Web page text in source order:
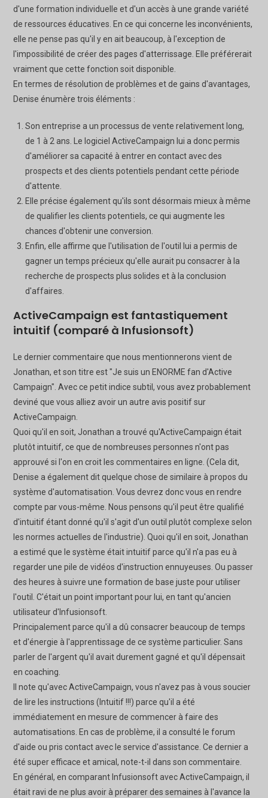
d'une formation individuelle et d'un accès à une grande variété
de ressources éducatives. En ce qui concerne les inconvénients,
elle ne pense pas qu'il y en ait beaucoup, à l'exception de
l'impossibilité de créer des pages d'atterrissage. Elle préférerait
vraiment que cette fonction soit disponible.
En termes de résolution de problèmes et de gains d'avantages,
Denise énumère trois éléments :
Son entreprise a un processus de vente relativement long,
de 1 à 2 ans. Le logiciel ActiveCampaign lui a donc permis
d'améliorer sa capacité à entrer en contact avec des
prospects et des clients potentiels pendant cette période
d'attente.
Elle précise également qu'ils sont désormais mieux à même
de qualifier les clients potentiels, ce qui augmente les
chances d'obtenir une conversion.
Enfin, elle affirme que l'utilisation de l'outil lui a permis de
gagner un temps précieux qu'elle aurait pu consacrer à la
recherche de prospects plus solides et à la conclusion
d'affaires.
ActiveCampaign est fantastiquement
intuitif (comparé à Infusionsoft)
Le dernier commentaire que nous mentionnerons vient de
Jonathan, et son titre est "Je suis un ENORME fan d'Active
Campaign". Avec ce petit indice subtil, vous avez probablement
deviné que vous alliez avoir un autre avis positif sur
ActiveCampaign.
Quoi qu'il en soit, Jonathan a trouvé qu'ActiveCampaign était
plutôt intuitif, ce que de nombreuses personnes n'ont pas
approuvé si l'on en croit les commentaires en ligne. (Cela dit,
Denise a également dit quelque chose de similaire à propos du
système d'automatisation. Vous devrez donc vous en rendre
compte par vous-même. Nous pensons qu'il peut être qualifié
d'intuitif étant donné qu'il s'agit d'un outil plutôt complexe selon
les normes actuelles de l'industrie). Quoi qu'il en soit, Jonathan
a estimé que le système était intuitif parce qu'il n'a pas eu à
regarder une pile de vidéos d'instruction ennuyeuses. Ou passer
des heures à suivre une formation de base juste pour utiliser
l'outil. C'était un point important pour lui, en tant qu'ancien
utilisateur d'Infusionsoft.
Principalement parce qu'il a dû consacrer beaucoup de temps
et d'énergie à l'apprentissage de ce système particulier. Sans
parler de l'argent qu'il avait durement gagné et qu'il dépensait
en coaching.
Il note qu'avec ActiveCampaign, vous n'avez pas à vous soucier
de lire les instructions (Intuitif !!!) parce qu'il a été
immédiatement en mesure de commencer à faire des
automatisations. En cas de problème, il a consulté le forum
d'aide ou pris contact avec le service d'assistance. Ce dernier a
été super efficace et amical, note-t-il dans son commentaire.
En général, en comparant Infusionsoft avec ActiveCampaign, il
était ravi de ne plus avoir à préparer des semaines à l'avance la